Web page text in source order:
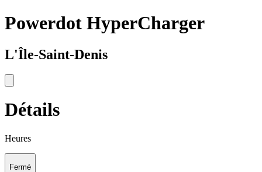
Powerdot HyperCharger
L'Île-Saint-Denis
Détails
Heures
Fermé